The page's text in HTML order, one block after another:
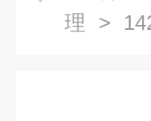
理 >